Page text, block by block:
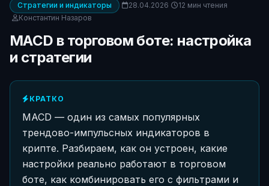
Стратегии и индикаторы 28.04.2026
12 мин чтения
Константин Назаров
MACD в торговом боте: настройка
и стратегии
КРАТКО
MACD — один из самых популярных
трендово-импульсных индикаторов в
крипте. Разбираем, как он устроен, какие
настройки реально работают в торговом
боте, как комбинировать его с фильтрами и